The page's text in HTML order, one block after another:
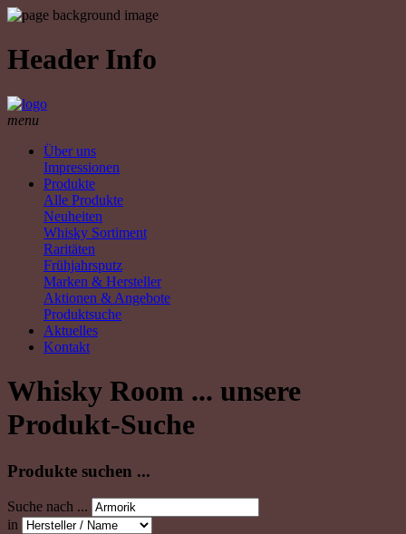
Header Info
menu
Über uns
Impressionen
Produkte
Alle Produkte
Neuheiten
Whisky Sortiment
Raritäten
Frühjahrsputz
Marken & Hersteller
Aktionen & Angebote
Produktsuche
Aktuelles
Kontakt
Whisky Room ... unsere
Produkt-Suche
Produkte suchen ...
Suche nach ...
in